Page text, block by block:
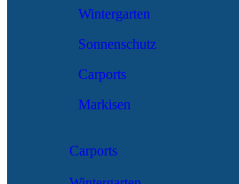
Wintergarten
Sonnenschutz
Carports
Markisen
Carports